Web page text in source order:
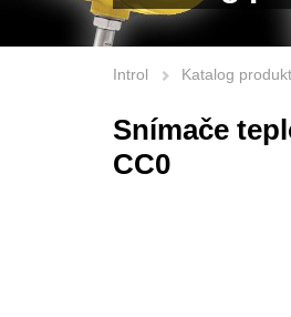
Introl Katalog
Snímače
CC0